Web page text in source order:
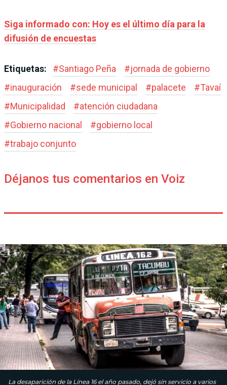
Siga informado con: Hoy es el último día para la
difusión de encuestas
Etiquetas: #Santiago Peña #jornada de gobierno
#inauguración #sede municipal #palacete #Tavaí
#Municipalidad #atención ciudadana
#Gobierno nacional #gobierno local
#trabajo conjunto
Déjanos tus comentarios en Voiz
La desaparición de la Línea 16 el año pasado, dejó sin servicio a varios